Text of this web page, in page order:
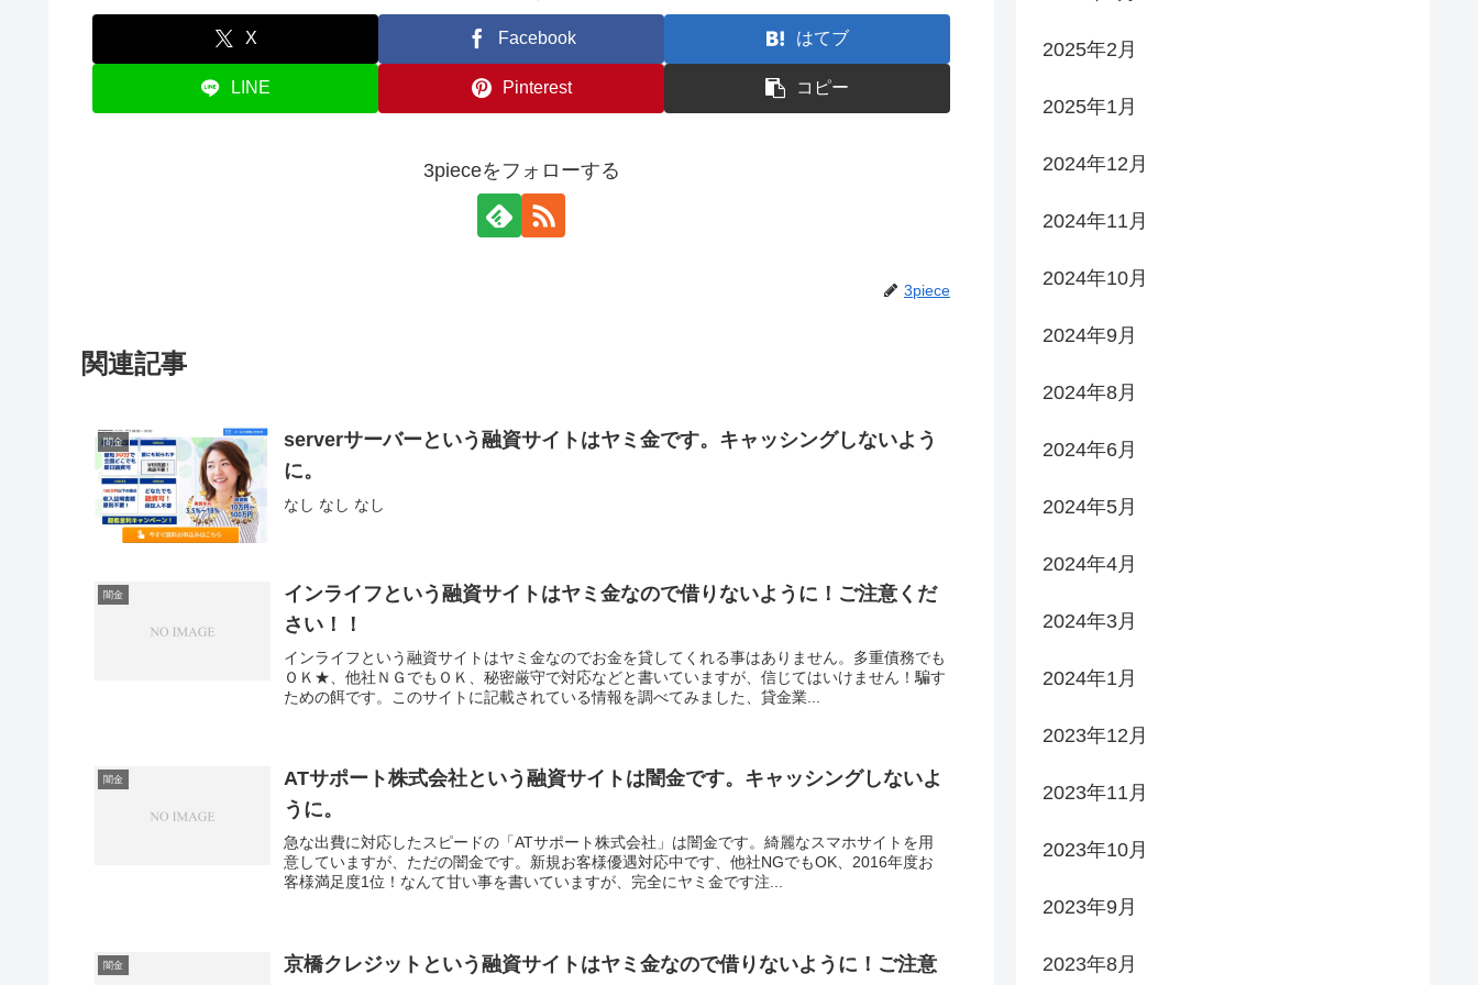
X Facebook はてブ
LINE Pinterest コピー
3pieceをフォローする
3piece
関連記事
闇金
serverサーバーという融資サイトはヤミ金です。キャッシングしないよう
に。
なし なし なし
闇金
インライフという融資サイトはヤミ金なので借りないように！ご注意くだ
さい！！
インライフという融資サイトはヤミ金なのでお金を貸してくれる事はありません。多重債務でも
ＯＫ★、他社ＮＧでもＯＫ、秘密厳守で対応などと書いていますが、信じてはいけません！騙す
ための餌です。このサイトに記載されている情報を調べてみました、貸金業...
闇金
ATサポート株式会社という融資サイトは闇金です。キャッシングしないよ
うに。
急な出費に対応したスピードの「ATサポート株式会社」は闇金です。綺麗なスマホサイトを用
意していますが、ただの闇金です。新規お客様優遇対応中です、他社NGでもOK、2016年度お
客様満足度1位！なんて甘い事を書いていますが、完全にヤミ金です注...
闇金
京橋クレジットという融資サイトはヤミ金なので借りないように！ご注意
2025年2月
2025年1月
2024年12月
2024年11月
2024年10月
2024年9月
2024年8月
2024年6月
2024年5月
2024年4月
2024年3月
2024年1月
2023年12月
2023年11月
2023年10月
2023年9月
2023年8月